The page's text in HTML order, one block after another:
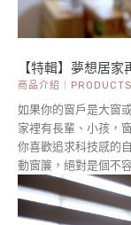
【特輯】夢想居
商品介紹｜
如果你的窗戶是大窗
家裡有長輩、小孩，
你喜歡追求科技感的
動窗簾，絕對是個不